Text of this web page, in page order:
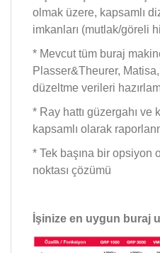
olmak üzere, kapsamlı
imkanları (mutlak/göreli
* Mevcut tüm buraj
Plasser&Theurer,
düzeltme verileri
* Ray hattı güzergahı ve
kapsamlı olarak
* Tek başına bir opsiyon
noktası çözümü
İşinize en uygun buraj